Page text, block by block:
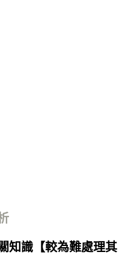
知識【較為難處理其